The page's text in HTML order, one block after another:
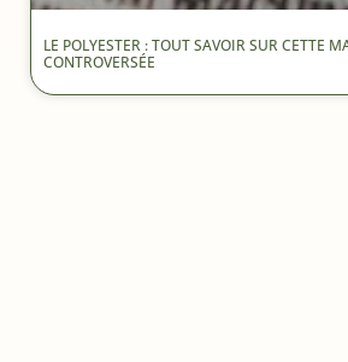
LE POLYESTER : TOUT SAVOIR SUR CETTE
CONTROVERSÉE